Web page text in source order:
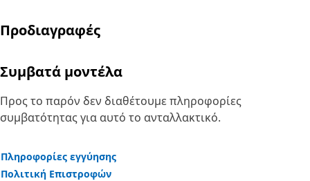
Προδιαγραφές
Συμβατά μοντέλα
Προς το παρόν δεν διαθέτουμε πληροφορίες
συμβατότητας για αυτό το ανταλλακτικό.
Πληροφορίες εγγύησης
Πολιτική Επιστροφών